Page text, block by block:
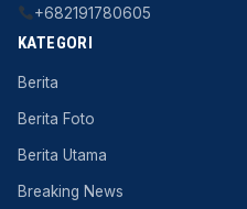
+682191780605
KATEGORI
Berita
Berita Foto
Berita Utama
Breaking News